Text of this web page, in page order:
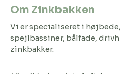
Om Zinkbakken
Vi er specialiseret i
spejlbassiner, bålfade,
zinkbakker.